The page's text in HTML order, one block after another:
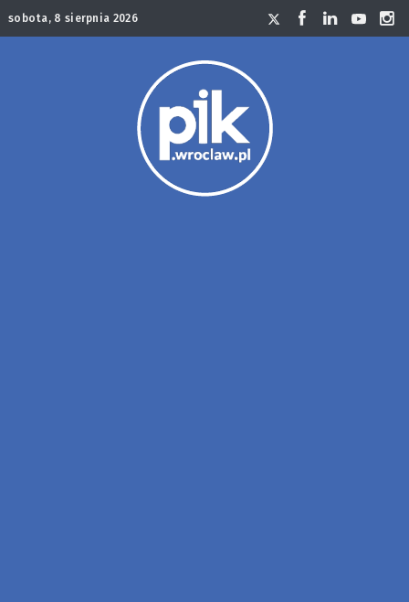
sobota, 8 sierpnia 2026